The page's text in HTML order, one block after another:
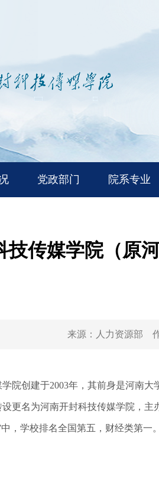
党政部门 院系专业
技传媒学院（原
来源： 人力资源部
创建于2003年，其前身是河南大
更名为河南开封科技传媒学院，
，学校排名全国第五，财经类第一。